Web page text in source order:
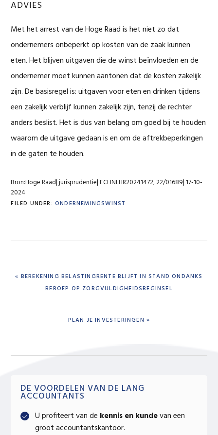
ADVIES
Met het arrest van de Hoge Raad is het niet zo dat
ondernemers onbeperkt op kosten van de zaak kunnen
eten. Het blijven uitgaven die de winst beïnvloeden en de
ondernemer moet kunnen aantonen dat de kosten zakelijk
zijn. De basisregel is: uitgaven voor eten en drinken tijdens
een zakelijk verblijf kunnen zakelijk zijn, tenzij de rechter
anders beslist. Het is dus van belang om goed bij te houden
waarom de uitgave gedaan is en om de aftrekbeperkingen
in de gaten te houden.
Bron:Hoge Raad| jurisprudentie| ECLINLHR20241472, 22/01689| 17-10-
2024
FILED UNDER: ONDERNEMINGSWINST
PREVIOUS
« BEREKENING BELASTINGRENTE BLIJFT IN STAND ONDANKS
BEROEP OP ZORGVULDIGHEIDSBEGINSEL
NEXT
PLAN JE INVESTERINGEN »
Primary
Sidebar
DE VOORDELEN VAN DE LANG
ACCOUNTANTS
U profiteert van de kennis en kundevan een
groot accountantskantoor.